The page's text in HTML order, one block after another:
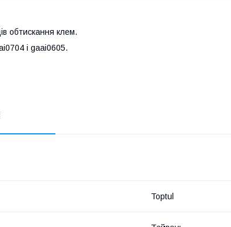
обтискання клем.
і gaai0605.
Toptul